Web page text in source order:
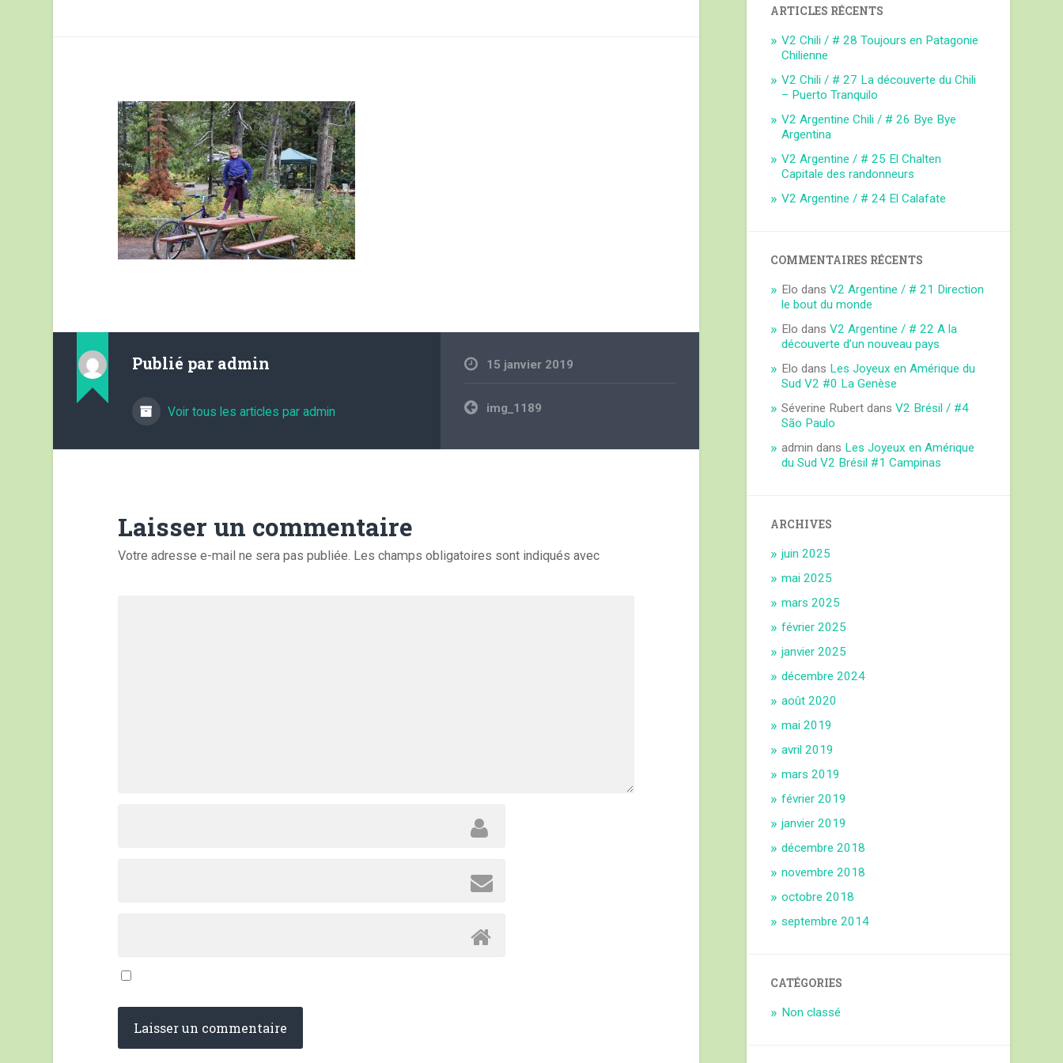
Publié par admin
Voir tous les articles par admin
15 janvier 2019
Navigation
de
img_1189
Laisser un commentaire
Votre adresse e-mail ne sera pas publiée. Les champs obligatoires sont indiqués avec
ARTICLES RÉCENTS
V2 Chili / # 28 Toujours en Patagonie
Chilienne
V2 Chili / # 27 La découverte du Chili
– Puerto Tranquilo
V2 Argentine Chili / # 26 Bye Bye
Argentina
V2 Argentine / # 25 El Chalten
Capitale des randonneurs
V2 Argentine / # 24 El Calafate
COMMENTAIRES RÉCENTS
Elo dansV2 Argentine / # 21 Direction
le bout du monde
Elo dansV2 Argentine / # 22 A la
découverte d’un nouveau pays
Elo dans Les Joyeux en Amérique du
Sud V2 #0 La Genèse
Séverine Rubert dansV2 Brésil / #4
São Paulo
admin dans Les Joyeux en Amérique
du Sud V2 Brésil #1 Campinas
ARCHIVES
juin 2025
mai 2025
mars 2025
février 2025
janvier 2025
décembre 2024
août 2020
mai 2019
avril 2019
mars 2019
février 2019
janvier 2019
décembre 2018
novembre 2018
octobre 2018
septembre 2014
CATÉGORIES
Non classé